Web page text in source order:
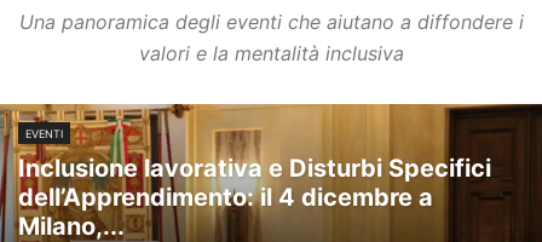
Una panoramica degli eventi che aiutano a diffondere i
valori e la mentalità inclusiva
EVENTI
Inclusione lavorativa e Disturbi Specifici
dell’Apprendimento: il 4 dicembre a
Milano,...